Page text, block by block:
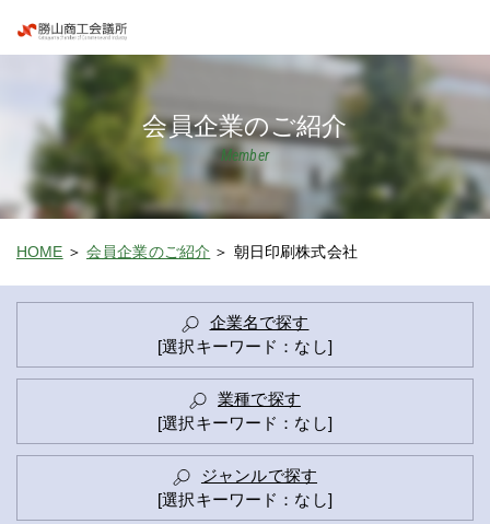
会員企業のご紹介
Member
HOME 会員企業のご紹介 朝日印刷株式会社
企業名で探す
[選択キーワード：なし]
業種で探す
[選択キーワード：なし]
ジャンルで探す
[選択キーワード：なし]